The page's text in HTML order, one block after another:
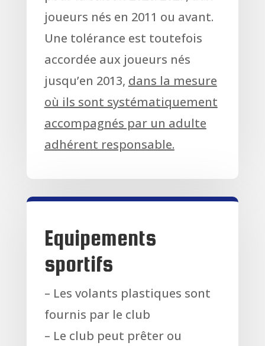
joueurs nés en 2011 ou avant.
Une tolérance est toutefois
accordée aux joueurs nés
jusqu’en 2013, dans la mesure
où ils sont systématiquement
accompagnés par un adulte
adhérent responsable.
Equipements
sportifs
– Les volants plastiques sont
fournis par le club
– Le club peut prêter ou